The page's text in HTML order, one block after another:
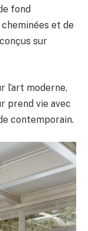
fond
cheminées et de
sur
l’art moderne,
prend vie avec
contemporain.